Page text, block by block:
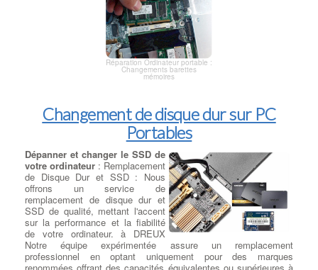
Réparation Ordinateur portable :
Changements barettes
mémoires
Changement de disque dur sur PC
Portables
Dépanner et changer le SSD de
votre ordinateur : Remplacement
de Disque Dur et SSD : Nous
offrons un service de
remplacement de disque dur et
SSD de qualité, mettant l'accent
sur la performance et la fiabilité
de votre ordinateur. à DREUX
Notre équipe expérimentée assure un remplacement
professionnel en optant uniquement pour des marques
renommées offrant des capacités équivalentes ou supérieures à